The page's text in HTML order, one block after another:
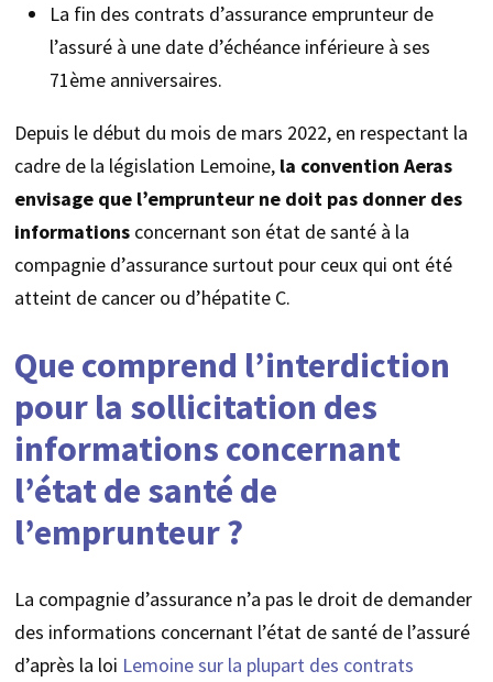
La fin des contrats d’assurance emprunteur de
l’assuré à une date d’échéance inférieure à ses
71ème anniversaires.
Depuis le début du mois de mars 2022, en respectant la
cadre de la législation Lemoine,la convention Aeras
envisage que l’emprunteur ne doit pas donner des
informationsconcernant son état de santé à la
compagnie d’assurance surtout pour ceux qui ont été
atteint de cancer ou d’hépatite C.
Que comprend l’interdiction
pour la sollicitation des
informations concernant
l’état de santé de
l’emprunteur ?
La compagnie d’assurance n’a pas le droit de demander
des informations concernant l’état de santé de l’assuré
d’après la loi Lemoine sur la plupart des contrats